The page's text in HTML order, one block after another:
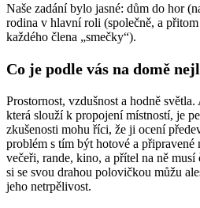
Naše zadání bylo jasné: dům do hor
rodina v hlavní roli (společně, a
každého člena „smečky“).
Co je podle vás na domě
Prostornost, vzdušnost a hodně
která slouží k propojení místností, je
zkušenosti mohu říci, že ji ocení
problém s tím být hotové a připravené
večeři, rande, kino, a přítel na ně
si se svou drahou polovičkou můžu
jeho netrpělivost.